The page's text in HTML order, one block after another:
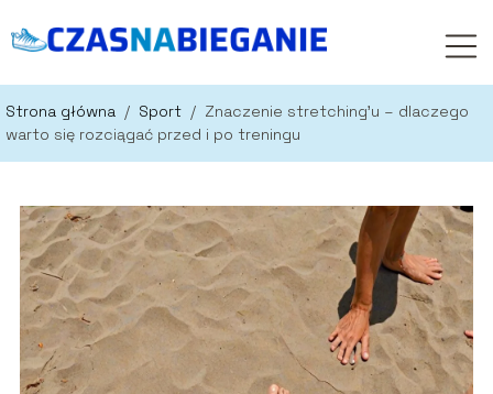
Strona główna / Sport / Znaczenie stretching’u – dlaczego
warto się rozciągać przed i po treningu